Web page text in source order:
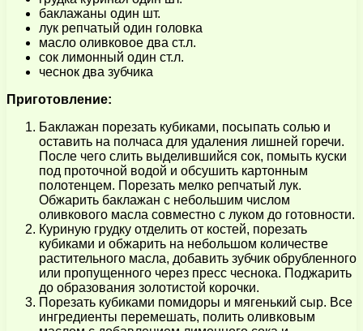
баклажаны один шт.
лук репчатый один головка
масло оливковое два ст.л.
сок лимонный один ст.л.
чеснок два зубчика
Приготовление:
Баклажан порезать кубиками, посыпать солью и
оставить на полчаса для удаления лишней горечи.
После чего слить выделившийся сок, помыть куски
под проточной водой и обсушить картонным
полотенцем. Порезать мелко репчатый лук.
Обжарить баклажан с небольшим числом
оливкового масла совместно с луком до готовности.
Куриную грудку отделить от костей, порезать
кубиками и обжарить на небольшом количестве
растительного масла, добавить зубчик обрубленного
или пропущенного через пресс чеснока. Поджарить
до образования золотистой корочки.
Порезать кубиками помидоры и мягенький сыр. Все
ингредиенты перемешать, полить оливковым